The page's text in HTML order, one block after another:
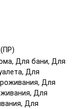
Для бани, Для
Для
Для
Для
Для